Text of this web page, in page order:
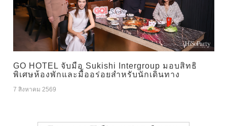
GO HOTEL จับมือ Sukishi Intergroup มอบสิทธิ
พิเศษห้องพักและมื้ออร่อยสำหรับนักเดินทาง
7 สิงหาคม 2569